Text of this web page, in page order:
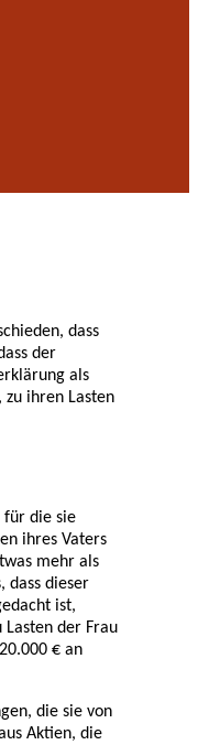
dass
der
als
zu ihren Lasten
für die sie
ihres Vaters
mehr als
dass dieser
ist,
Lasten der Frau
€ an
die sie von
Aktien, die